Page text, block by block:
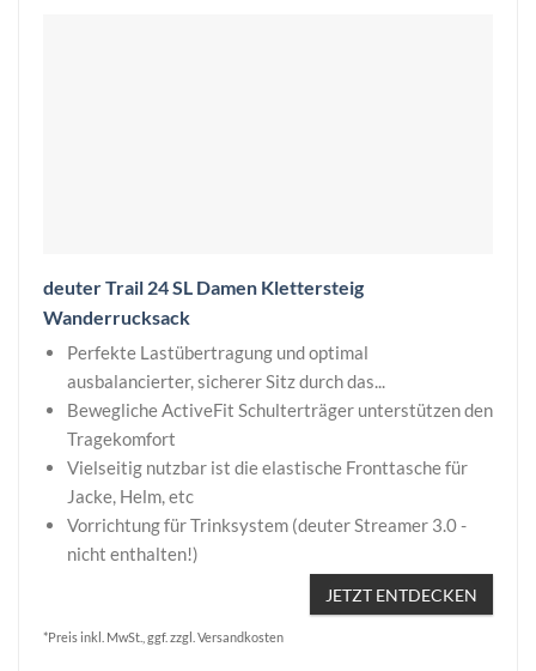
deuter Trail 24 SL Damen Klettersteig
Wanderrucksack
Perfekte Lastübertragung und optimal
ausbalancierter, sicherer Sitz durch das...
Bewegliche ActiveFit Schulterträger unterstützen den
Tragekomfort
Vielseitig nutzbar ist die elastische Fronttasche für
Jacke, Helm, etc
Vorrichtung für Trinksystem (deuter Streamer 3.0 -
nicht enthalten!)
JETZT ENTDECKEN
*Preis inkl. MwSt., ggf. zzgl. Versandkosten